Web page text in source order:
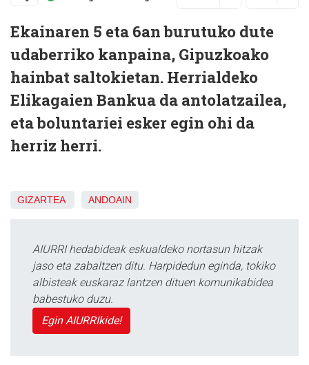
Ekainaren 5 eta 6an burutuko dute
udaberriko kanpaina, Gipuzkoako
hainbat saltokietan. Herrialdeko
Elikagaien Bankua da antolatzailea,
eta boluntariei esker egin ohi da
herriz herri.
GIZARTEA ANDOAIN
AIURRI hedabideak eskualdeko nortasun hitzak
jaso eta zabaltzen ditu. Harpidedun eginda, tokiko
albisteak euskaraz lantzen dituen komunikabidea
babestuko duzu.
Egin AIURRIkide!